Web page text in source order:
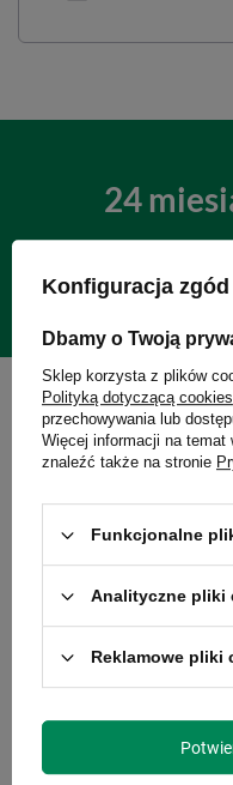
24
PROMOCJA
Konfiguracja zgód
Dbamy o Twoją
Sklep korzysta z plików
Polityką dotyczącą cookies
przechowywania lub
Więcej informacji na temat
znaleźć także na stronie
Funkcjonalne
Analityczne pliki
Reklamowe pliki